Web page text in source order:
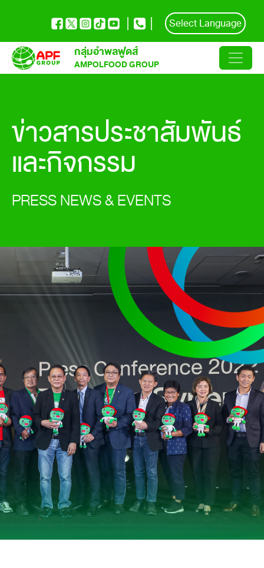
Select Language
กลุ่มอำพลฟูดส์
AMPOLFOOD GROUP
ข่าวสารประชาสัมพันธ์
และกิจกรรม
PRESS NEWS & EVENTS